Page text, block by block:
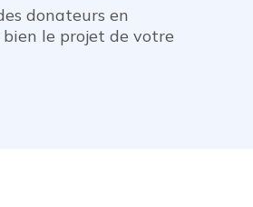
donateurs en
le projet de votre